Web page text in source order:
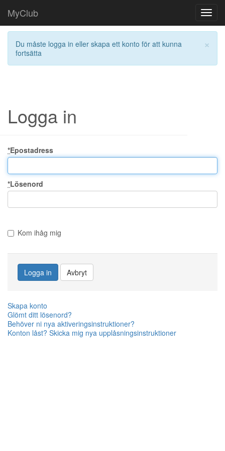
MyClub
×
Du måste logga in eller skapa ett konto för att kunna
fortsätta
Logga in
*Epostadress
*Lösenord
Kom ihåg mig
Logga in Avbryt
Skapa konto
Glömt ditt lösenord?
Behöver ni nya aktiveringsinstruktioner?
Konton låst? Skicka mig nya upplåsningsinstruktioner